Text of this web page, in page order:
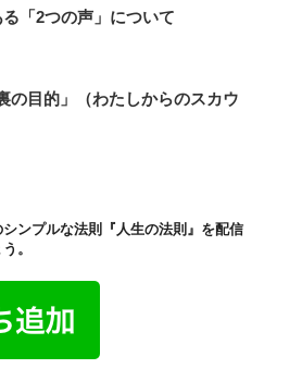
「2つの声」について
の目的」（わたしからのスカウ
ンプルな法則『人生の法則』を配信
。